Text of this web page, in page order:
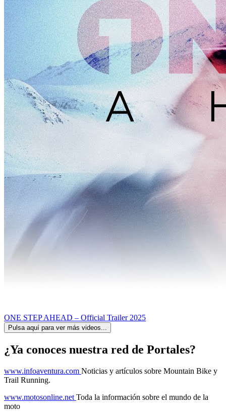
ONE STEP AHEAD – Official Trailer 2025
Pulsa aquí para ver más videos...
¿Ya conoces nuestra red de Portales?
www.infoaventura.com Noticias y artículos sobre Mountain Bike y
Trail Running.
www.motosonline.net Toda la información sobre el mundo de la
moto